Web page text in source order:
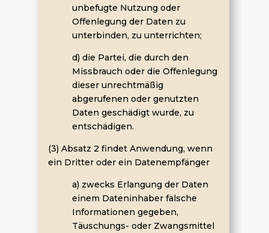
unbefugte Nutzung oder
Offenlegung der Daten zu
unterbinden, zu unterrichten;
d) die Partei, die durch den
Missbrauch oder die Offenlegung
dieser unrechtmäßig
abgerufenen oder genutzten
Daten geschädigt wurde, zu
entschädigen.
(3) Absatz 2 findet Anwendung, wenn
ein Dritter oder ein Datenempfänger
a) zwecks Erlangung der Daten
einem Dateninhaber falsche
Informationen gegeben,
Täuschungs- oder Zwangsmittel